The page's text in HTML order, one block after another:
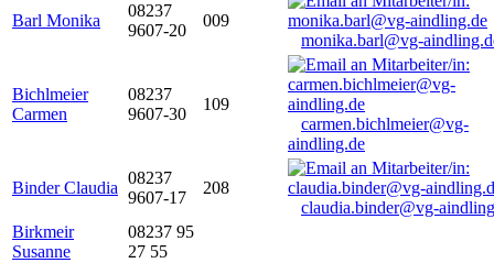
Barl Monika
08237
9607-20
009
monika.barl@vg-
Bichlmeier
Carmen
08237
9607-30
109
carmen.bichlmeier@vg-
aindling.de
Binder Claudia
08237
9607-17
208
claudia.binder@vg-
Birkmeir
Susanne
08237 95
27 55